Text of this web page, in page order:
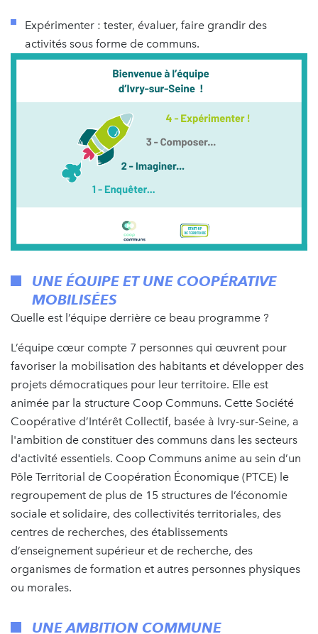
Expérimenter : tester, évaluer, faire grandir des
activités sous forme de communs.
UNE ÉQUIPE ET UNE COOPÉRATIVE
MOBILISÉES
Quelle est l’équipe derrière ce beau programme ?
L’équipe cœur compte 7 personnes qui œuvrent pour
favoriser la mobilisation des habitants et développer des
projets démocratiques pour leur territoire. Elle est
animée par la structure Coop Communs. Cette Société
Coopérative d’Intérêt Collectif, basée à Ivry-sur-Seine, a
l'ambition de constituer des communs dans les secteurs
d'activité essentiels. Coop Communs anime au sein d’un
Pôle Territorial de Coopération Économique (PTCE) le
regroupement de plus de 15 structures de l’économie
sociale et solidaire, des collectivités territoriales, des
centres de recherches, des établissements
d’enseignement supérieur et de recherche, des
organismes de formation et autres personnes physiques
ou morales.
UNE AMBITION COMMUNE